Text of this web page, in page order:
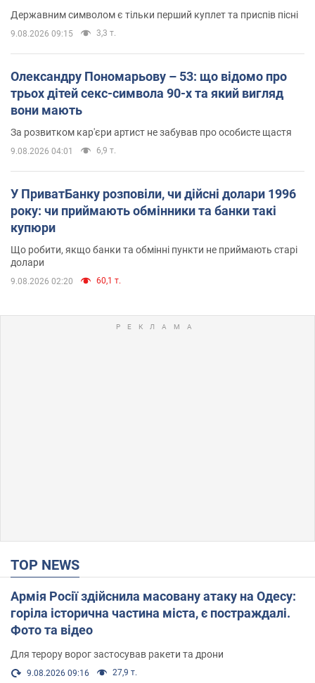
Державним символом є тільки перший куплет та приспів пісні
9.08.2026 09:15 3,3 т.
Олександру Пономарьову – 53: що відомо про
трьох дітей секс-символа 90-х та який вигляд
вони мають
За розвитком кар'єри артист не забував про особисте щастя
9.08.2026 04:01 6,9 т.
У ПриватБанку розповіли, чи дійсні долари 1996
року: чи приймають обмінники та банки такі
купюри
Що робити, якщо банки та обмінні пункти не приймають старі
долари
9.08.2026 02:20 60,1 т.
TOP NEWS
Армія Росії здійснила масовану атаку на Одесу:
горіла історична частина міста, є постраждалі.
Фото та відео
Для терору ворог застосував ракети та дрони
9.08.2026 09:16 27,9 т.